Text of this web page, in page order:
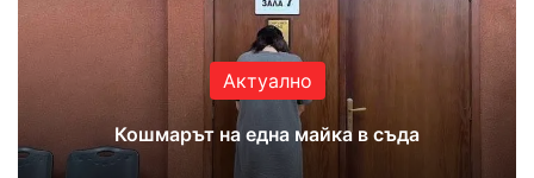
Актуално
Кошмарът на една майка в съда